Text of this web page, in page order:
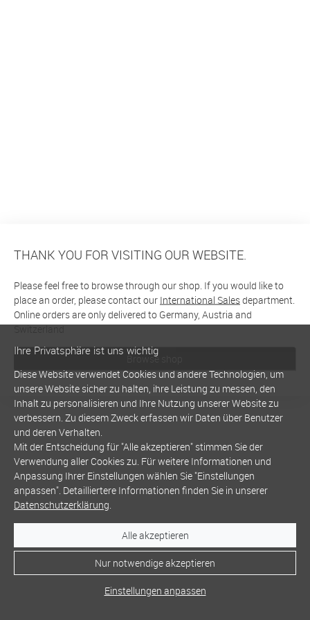
THANK YOU FOR VISITING OUR WEBSITE.
Please feel free to browse through our shop. If you would like to
place an order, please contact our International Salesdepartment.
Online orders are only delivered to Germany, Austria and
Switzerland
Browse shop
Ihre Privatsphäre ist uns wichtig
Diese Website verwendet Cookies und andere Technologien, um
unsere Website sicher zu halten, ihre Leistung zu messen, den
Inhalt zu personalisieren und Ihre Nutzung unserer Website zu
verbessern. Zu diesem Zweck erfassen wir Daten über Benutzer
und deren Verhalten.
Mit der Entscheidung für "Alle akzeptieren" stimmen Sie der
Verwendung aller Cookies zu. Für weitere Informationen und
Anpassung Ihrer Einstellungen wählen Sie "Einstellungen
anpassen". Detailliertere Informationen finden Sie in unserer
Datenschutzerklärung.
Alle akzeptieren
Nur notwendige akzeptieren
Einstellungen anpassen